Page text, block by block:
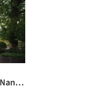
O Caleidoscópio Ecológico da East Nanjing Road: A Renascença da Century Square / EMBT + TJAD